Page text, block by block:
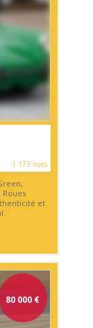
1 173 vues
et
80 000 €